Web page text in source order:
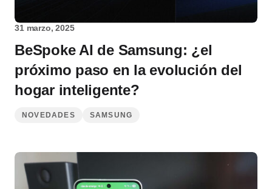
31 marzo, 2025
BeSpoke AI de Samsung: ¿el
próximo paso en la evolución del
hogar inteligente?
NOVEDADES SAMSUNG